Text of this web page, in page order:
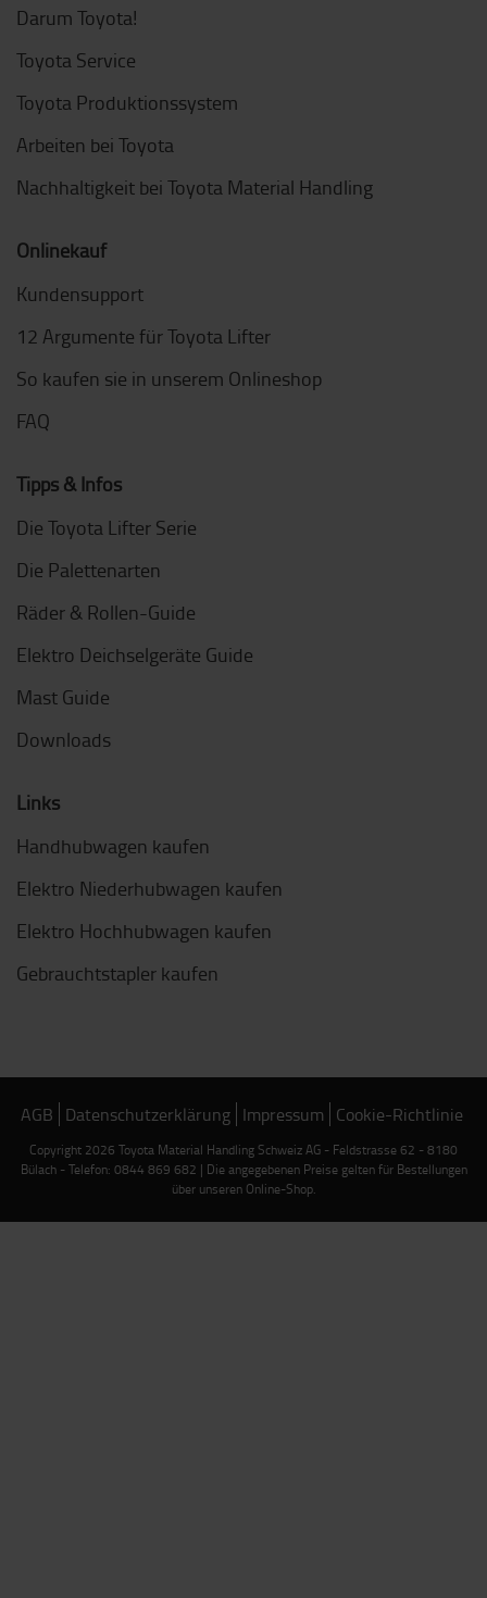
Darum Toyota!
Toyota Service
Toyota Produktionssystem
Arbeiten bei Toyota
Nachhaltigkeit bei Toyota Material Handling
Onlinekauf
Kundensupport
12 Argumente für Toyota Lifter
So kaufen sie in unserem Onlineshop
FAQ
Tipps & Infos
Die Toyota Lifter Serie
Die Palettenarten
Räder & Rollen-Guide
Elektro Deichselgeräte Guide
Mast Guide
Downloads
Links
Handhubwagen kaufen
Elektro Niederhubwagen kaufen
Elektro Hochhubwagen kaufen
Gebrauchtstapler kaufen
AGB Datenschutzerklärung Impressum Cookie-Richtlinie
Copyright 2026 Toyota Material Handling Schweiz AG - Feldstrasse 62 - 8180
Bülach - Telefon: 0844 869 682 | Die angegebenen Preise gelten für Bestellungen
über unseren Online-Shop.